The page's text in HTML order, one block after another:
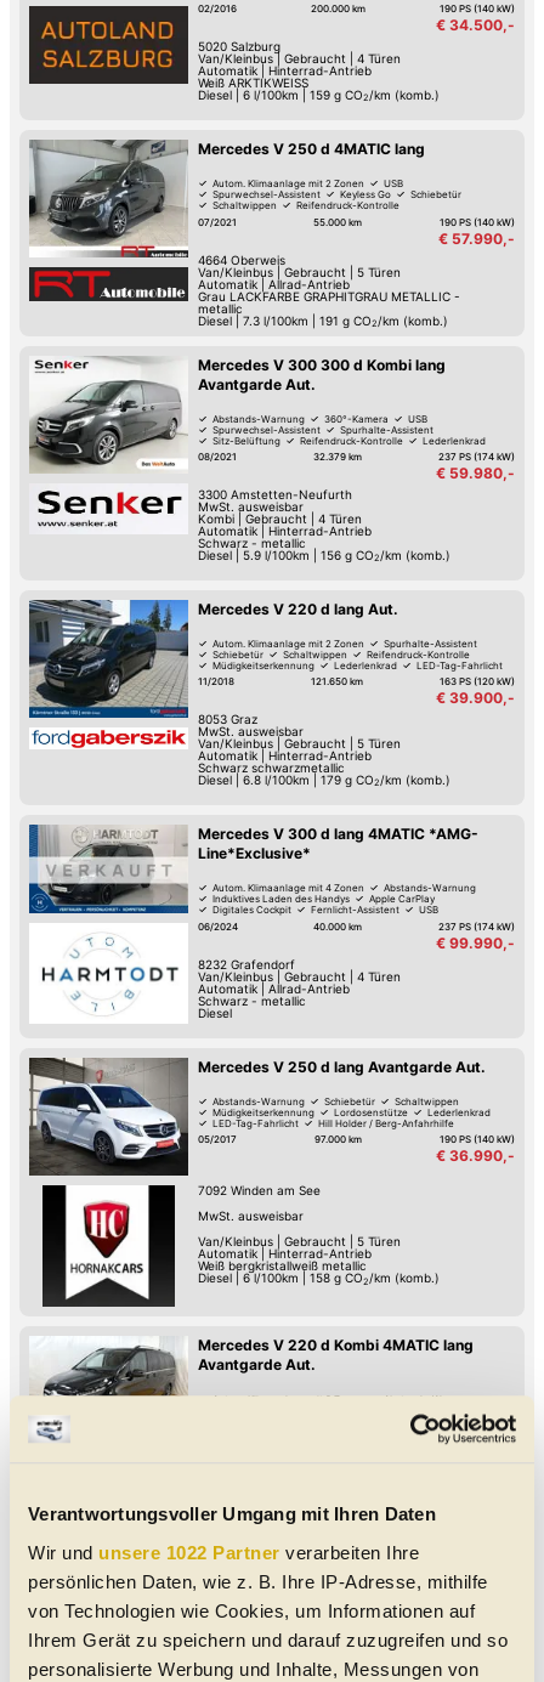
Verantwortungsvoller Umgang mit Ihren Daten
Wir und unsere 1022 Partner verarbeiten Ihre
persönlichen Daten, wie z. B. Ihre IP-Adresse, mithilfe
von Technologien wie Cookies, um Informationen auf
Ihrem Gerät zu speichern und darauf zuzugreifen und so
personalisierte Werbung und Inhalte, Messungen von
02/2016
200.000 km 190 PS (140 kW)
€ 34.500,-
5020 Salzburg
Van/Kleinbus| Gebraucht
4 Türen
Automatik| Hinterrad-Antrieb
Weiß ARKTIKWEISS
Diesel
6 l/100km 159 g CO2 /km (komb.)
Mercedes V 250 d 4MATIC lang
Autom. Klimaanlage mit 2 Zonen
USB
Spurwechsel-Assistent
Keyless Go
Schiebetür
Schaltwippen
Reifendruck-Kontrolle
07/2021 55.000 km 190 PS (140 kW)
€ 57.990,-
4664 Oberweis
Van/Kleinbus| Gebraucht
5 Türen
Automatik| Allrad-Antrieb
Grau LACKFARBE GRAPHITGRAU METALLIC -
metallic
Diesel
7.3 l/100km 191 g CO2 /km (komb.)
Mercedes V 300 300 d Kombi lang
Avantgarde Aut.
Abstands-Warnung 360°-Kamera
USB
Spurwechsel-Assistent
Spurhalte-Assistent
Sitz-Belüftung
Reifendruck-Kontrolle
Lederlenkrad
08/2021
32.379 km 237 PS (174 kW)
€ 59.980,-
3300 Amstetten-Neufurth
MwSt. ausweisbar
Kombi| Gebraucht
4 Türen
Automatik| Hinterrad-Antrieb
Schwarz - metallic
Diesel
5.9 l/100km 156 g CO2 /km (komb.)
Mercedes V 220 d lang Aut.
Autom. Klimaanlage mit 2 Zonen
Spurhalte-Assistent
Schiebetür
Schaltwippen
Reifendruck-Kontrolle
Müdigkeitserkennung
Lederlenkrad
LED-Tag-Fahrlicht
11/2018
121.650 km 163 PS (120 kW)
€ 39.900,-
8053 Graz
MwSt. ausweisbar
Van/Kleinbus| Gebraucht
5 Türen
Automatik| Hinterrad-Antrieb
Schwarz schwarzmetallic
Diesel
6.8 l/100km 179 g CO2 /km (komb.)
Mercedes V 300 d lang 4MATIC *AMG-
Line*Exclusive*
Autom. Klimaanlage mit 4 Zonen
Abstands-Warnung
Induktives Laden des Handys
Apple CarPlay
Digitales Cockpit
Fernlicht-Assistent
USB
06/2024 40.000 km 237 PS (174 kW)
€ 99.990,-
8232 Grafendorf
Van/Kleinbus| Gebraucht
4 Türen
Automatik| Allrad-Antrieb
Schwarz - metallic
Diesel
Mercedes V 250 d lang Avantgarde Aut.
Abstands-Warnung Schiebetür
Schaltwippen
Müdigkeitserkennung
Lordosenstütze
Lederlenkrad
LED-Tag-Fahrlicht
Hill Holder / Berg-Anfahrhilfe
05/2017
97.000 km 190 PS (140 kW)
€ 36.990,-
7092 Winden am See
MwSt. ausweisbar
Van/Kleinbus| Gebraucht
5 Türen
Automatik|
Hinterrad-Antrieb
Weiß bergkristallweiß metallic
Diesel
6 l/100km 158 g CO2 /km (komb.)
Mercedes V 220 d Kombi 4MATIC lang
Avantgarde Aut.
Autom. Klimaanlage mit 2 Zonen
Abstands-Warnung
Spurwechsel-Assistent
163 PS (120 kW)
Automatik|Allrad-Antrieb
Schwarz
Mercedes V 250 d Avantgarde lang
Voll-LED-Scheinwerfer
WiFi-/WLAN-Hotspot
360°-Kamera
USB
Spurwechsel-Assistent
01/2020 119.500 km 190 PS (140 kW)